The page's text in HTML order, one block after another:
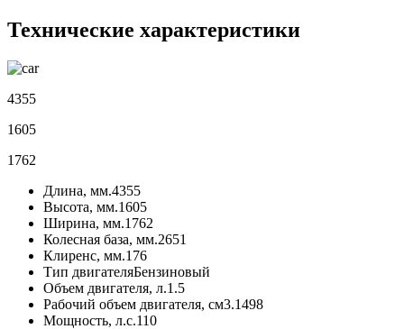
Технические характеристики
4355
1605
1762
Длина, мм.4355
Высота, мм.1605
Ширина, мм.1762
Колесная база, мм.2651
Клиренс, мм.176
Тип двигателяБензиновый
Объем двигателя, л.1.5
Рабочий объем двигателя, см3.1498
Мощность, л.с.110